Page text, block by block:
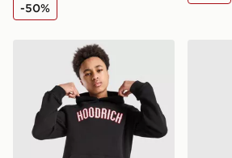
-50%
Hoodrich Felpa con Cappuccio